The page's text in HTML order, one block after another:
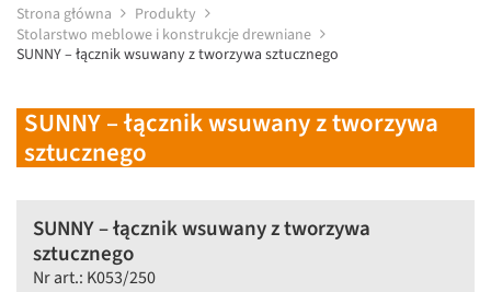
Strona główna
Produkty
Stolarstwo meblowe i konstrukcje drewniane
SUNNY – łącznik wsuwany z tworzywa sztucznego
SUNNY – łącznik wsuwany z tworzywa
sztucznego
SUNNY – łącznik wsuwany z tworzywa
sztucznego
Nr art.: K053/250